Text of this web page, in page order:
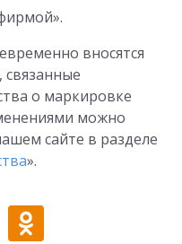
вносятся
о маркировке
можно
сайте в разделе
».